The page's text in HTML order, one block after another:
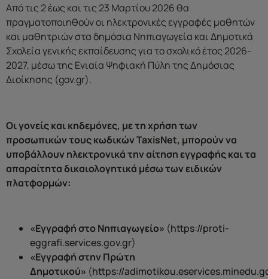
Από τις 2 έως και τις 23 Μαρτίου 2026 θα
πραγματοποιηθούν οι ηλεκτρονικές εγγραφές μαθητών
και μαθητριών στα δημόσια Νηπιαγωγεία και Δημοτικά
Σχολεία γενικής εκπαίδευσης για το σχολικό έτος 2026-
2027, μέσω της Ενιαία Ψηφιακή Πύλη της Δημόσιας
Διοίκησης (gov.gr).
Οι γονείς και κηδεμόνες, με τη χρήση των
προσωπικών τους κωδικών TaxisNet, μπορούν να
υποβάλλουν ηλεκτρονικά την αίτηση εγγραφής και τα
απαραίτητα δικαιολογητικά μέσω των ειδικών
πλατφορμών:
«Εγγραφή στο Νηπιαγωγείο» (https://proti-
eggrafi.services.gov.gr)
«Εγγραφή στην Πρώτη
Δημοτικού» (https://